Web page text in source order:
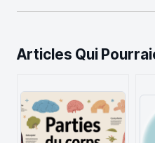
Articles Qui